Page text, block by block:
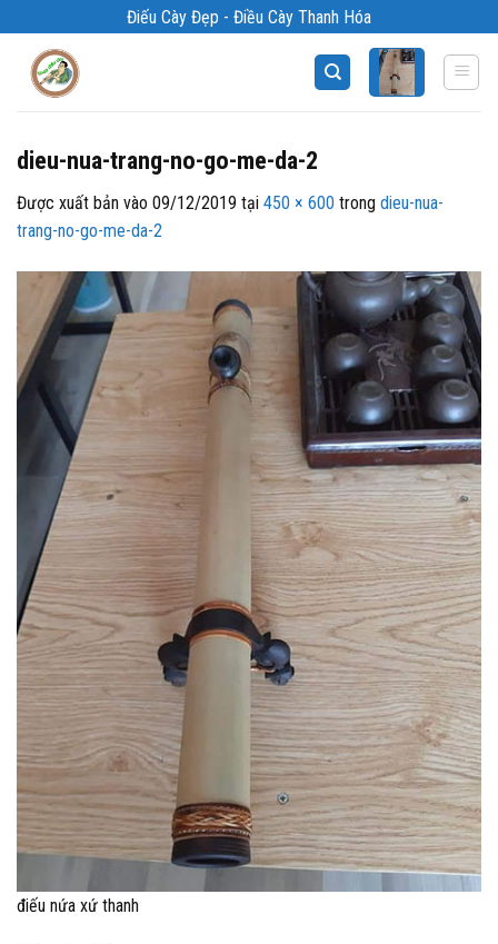
qua
Điếu Cày Đẹp - Điều Cày Thanh Hóa
dieu-nua-trang-no-go-me-da-2
Được xuất bản vào 09/12/2019 tại 450 × 600 trong dieu-nua-
trang-no-go-me-da-2
điếu nứa xứ thanh